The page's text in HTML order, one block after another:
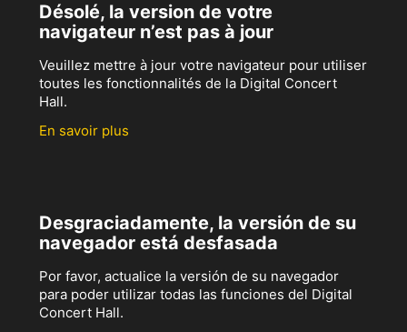
Désolé, la version de votre
navigateur n’est pas à jour
Veuillez mettre à jour votre navigateur pour utiliser
toutes les fonctionnalités de la Digital Concert
Hall.
En savoir plus
Desgraciadamente, la versión de su
navegador está desfasada
Por favor, actualice la versión de su navegador
para poder utilizar todas las funciones del Digital
Concert Hall.